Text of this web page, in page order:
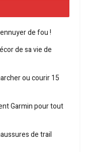
de fou !
de sa vie de
ou courir 15
Garmin pour tout
de trail